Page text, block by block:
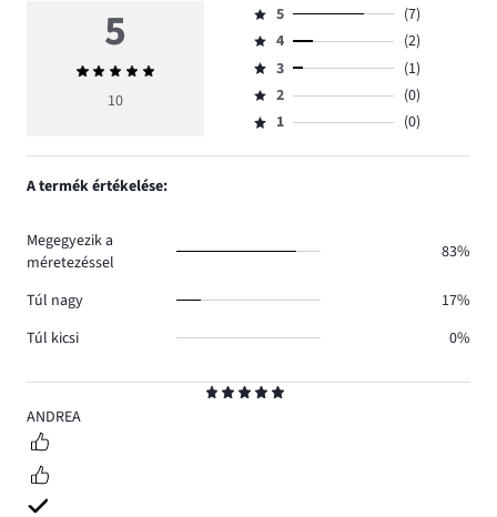
5
ANDREA
5
Átlagos
értékelés
10
Osztályzat
5,
szavazatok
száma
7.
5
(7)
Osztályzat
4,
szavazatok
száma
4
(2)
Osztályzat
3,
szavazatok
3
(1)
Osztályzat
2,
2
(0)
Osztályzat
1,
1 (0)
A termék értékelése:
Megegyezik a
méretezéssel
83%
Túl nagy
17%
Túl kicsi
0%